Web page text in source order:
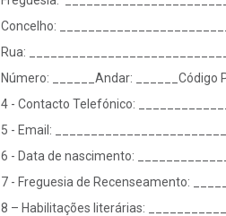
Concelho:
Rua:
Número: ______Andar: ______Código
4 - Contacto Telefónico:
5 - Email:
6 - Data de nascimento:
7 - Freguesia de Recenseamento:
8 – Habilitações literárias: